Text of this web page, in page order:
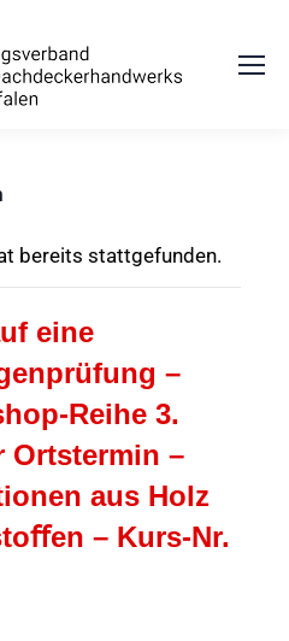
bereits stattgefunden.
eine
–
Reihe 3.
Ortstermin –
aus Holz
– Kurs-Nr.